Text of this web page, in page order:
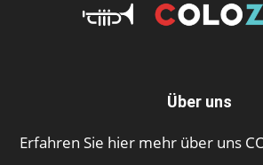
Über uns
Erfahren Sie hier mehr über uns